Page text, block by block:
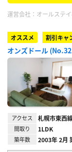
運営会社： オールステ
オススメ 割引キャ
オンズドール
アクセス 札幌市東西
間取り 1LDK
築年数 2003年 2月